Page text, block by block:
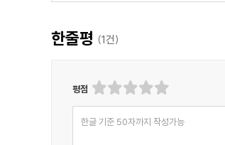
한줄평 (1건)
평점
한글 기준 50자까지 작성가능